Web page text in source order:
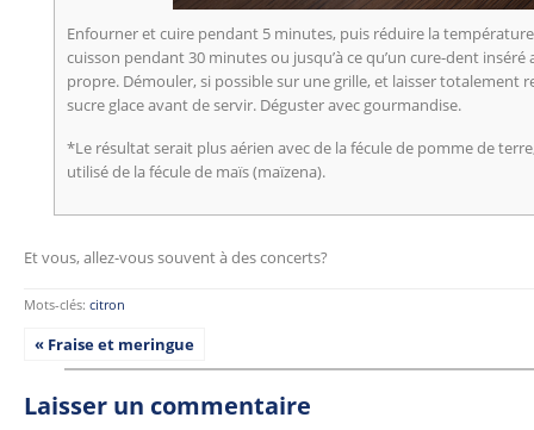
Enfourner et cuire pendant 5 minutes, puis réduire la température
cuisson pendant 30 minutes ou jusqu’à ce qu’un cure-dent
propre. Démouler, si possible sur une grille, et laisser totalement
sucre glace avant de servir. Déguster avec gourmandise.
*Le résultat serait plus aérien avec de la fécule de pomme de terre,
utilisé de la fécule de maïs (maïzena).
Et vous, allez-vous souvent à des concerts?
Mots-clés: citron
« Fraise et meringue
Laisser un commentaire